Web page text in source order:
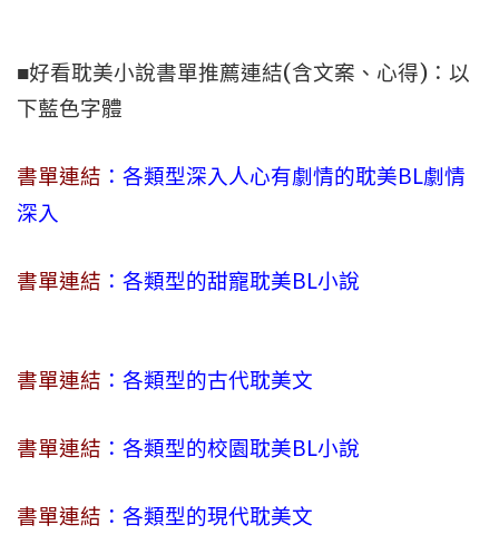
■好看耽美小說書單推薦連結(含文案、心得)：以
下藍色字體
書單連結 ：各類型深入人心有劇情的耽美BL劇情
深入
書單連結 ：各類型的甜寵耽美BL小說
書單連結 ：各類型的古代耽美文
書單連結 ：各類型的校園耽美BL小說
書單連結 ：各類型的現代耽美文